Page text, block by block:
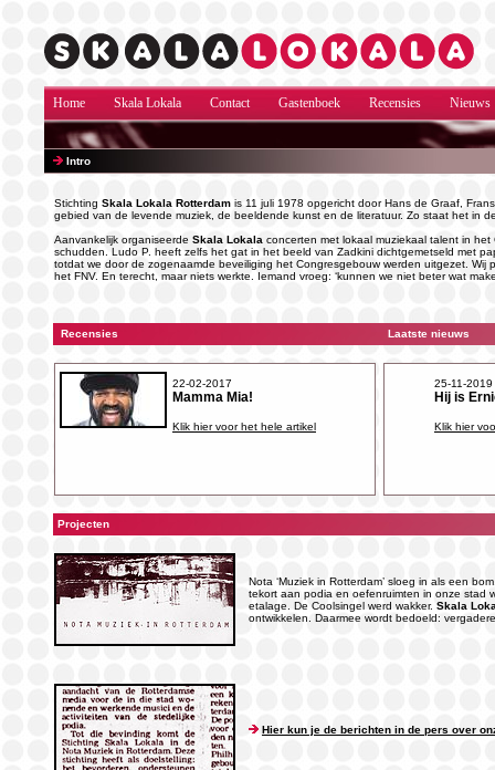
Home Skala Lokala Contact Gastenboek Recensies Nieuws
Intro
Stichting Skala Lokala Rotterdam is 11 juli 1978 opgericht door Hans de Graaf,
gebied van de levende muziek, de beeldende kunst en de literatuur. Zo staat het in
Aanvankelijk organiseerde Skala Lokala concerten met lokaal muziekaal talent in
schudden. Ludo P. heeft zelfs het gat in het beeld van Zadkini dichtgemetseld met
totdat we door de zogenaamde beveiliging het Congresgebouw werden uitgezet.
het FNV. En terecht, maar niets werkte. Iemand vroeg: ‘kunnen we niet beter wat
Recensies Laatste nieuws
22-02-2017
Mamma Mia!
Klik hier voor het hele artikel
25-11-2019
Hij is
Klik hier
Projecten
Nota ‘Muziek in Rotterdam’ sloeg in als een
tekort aan podia en oefenruimten in onze stad
etalage. De Coolsingel werd wakker. Skala
ontwikkelen. Daarmee wordt bedoeld:
Hier kun je de berichten in de pers over